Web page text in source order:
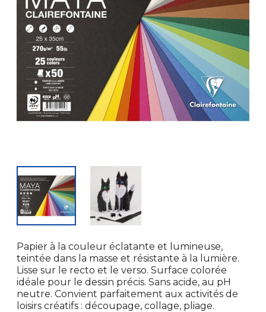
Papier à la couleur éclatante et lumineuse,
teintée dans la masse et résistante à la lumière.
Lisse sur le recto et le verso. Surface colorée
idéale pour le dessin précis. Sans acide, au pH
neutre. Convient parfaitement aux activités de
loisirs créatifs : découpage, collage, pliage.